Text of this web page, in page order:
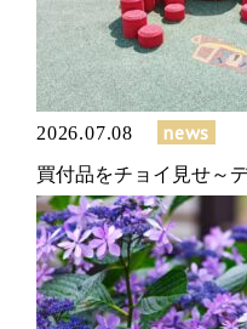
2026.07.08 news
買付品をチョイ見せ～